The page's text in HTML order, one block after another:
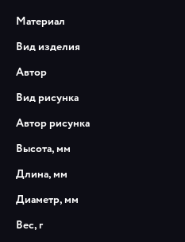
Материал
Вид изделия
Автор
Вид рисунка
Автор рисунка
Высота, мм
Длина, мм
Диаметр, мм
Вес, г